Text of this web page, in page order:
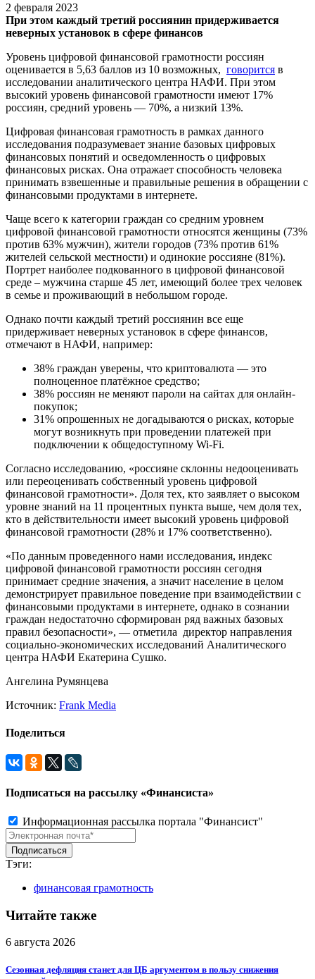
2 февраля 2023
При этом каждый третий россиянин придерживается
неверных установок в сфере финансов
Уровень цифровой финансовой грамотности россиян
оценивается в 5,63 баллов из 10 возможных, говорится в
исследовании аналитического центра НАФИ. При этом
высокий уровень финансовой грамотности имеют 17%
россиян, средний уровень — 70%, а низкий 13%.
Цифровая финансовая грамотность в рамках данного
исследования подразумевает знание базовых цифровых
финансовых понятий и осведомленность о цифровых
финансовых рисках. Она отражает способность человека
принимать взвешенные и правильные решения в обращении с
финансовыми продуктами в интернете.
Чаще всего к категории граждан со средним уровнем
цифровой финансовой грамотности относятся женщины (73%
против 63% мужчин), жители городов (73% против 61%
жителей сельской местности) и одинокие россияне (81%).
Портрет наиболее подкованного в цифровой финансовой
среде – мужчина старше 45 лет, имеющий более трех человек
в семье и проживающий в небольшом городе.
Однако почти каждый третий россиянин все еще
придерживает неверных установок в сфере финансов,
отмечают в НАФИ, например:
38% граждан уверены, что криптовалюта — это
полноценное платёжное средство;
38% россиян не меняют пароли на сайтах для онлайн-
покупок;
31% опрошенных не догадываются о рисках, которые
могут возникнуть при проведении платежей при
подключении к общедоступному Wi-Fi.
Согласно исследованию, «россияне склонны недооценивать
или переоценивать собственный уровень цифровой
финансовой грамотности». Доля тех, кто заявляет о высоком
уровне знаний на 11 процентных пункта выше, чем доля тех,
кто в действительности имеет высокий уровень цифровой
финансовой грамотности (28% и 17% соответственно).
«По данным проведенного нами исследования, индекс
цифровой финансовой грамотности россиян сегодня
принимает средние значения, а значит население в целом
демонстрирует правильное поведение при взаимодействии с
финансовыми продуктами в интернете, однако в сознании
граждан недостаточно сформирован ряд важных базовых
правил безопасности», — отметила директор направления
социально-экономических исследований Аналитического
центра НАФИ Екатерина Сушко.
Ангелина Румянцева
Источник: Frank Media
Поделиться
Подписаться на рассылку «Финансиста»
Информационная рассылка портала "Финансист"
Тэги:
финансовая грамотность
Читайте также
6 августа 2026
Сезонная дефляция станет для ЦБ аргументом в пользу снижения